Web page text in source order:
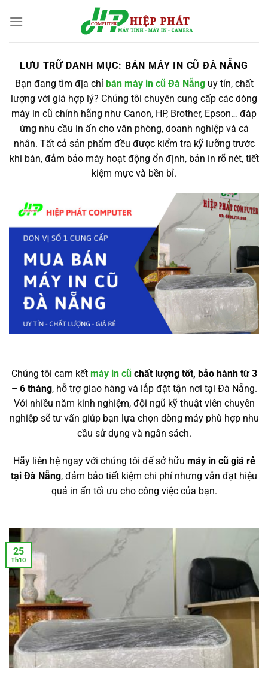
đến
LƯU TRỮ DANH MỤC: BÁN MÁY IN CŨ ĐÀ NẴNG
Bạn đang tìm địa chỉ bán máy in cũ Đà Nẵnguy tín, chất
lượng với giá hợp lý? Chúng tôi chuyên cung cấp các dòng
máy in cũ chính hãng như Canon, HP, Brother, Epson… đáp
ứng nhu cầu in ấn cho văn phòng, doanh nghiệp và cá
nhân. Tất cả sản phẩm đều được kiểm tra kỹ lưỡng trước
khi bán, đảm bảo máy hoạt động ổn định, bản in rõ nét, tiết
kiệm mực và bền bỉ.
Chúng tôi cam kết máy in cũchất lượng tốt, bảo hành từ 3
– 6 tháng, hỗ trợ giao hàng và lắp đặt tận nơi tại Đà Nẵng.
Với nhiều năm kinh nghiệm, đội ngũ kỹ thuật viên chuyên
nghiệp sẽ tư vấn giúp bạn lựa chọn dòng máy phù hợp nhu
cầu sử dụng và ngân sách.
Hãy liên hệ ngay với chúng tôi để sở hữu máy in cũ giá rẻ
tại Đà Nẵng, đảm bảo tiết kiệm chi phí nhưng vẫn đạt hiệu
quả in ấn tối ưu cho công việc của bạn.
25
Th10